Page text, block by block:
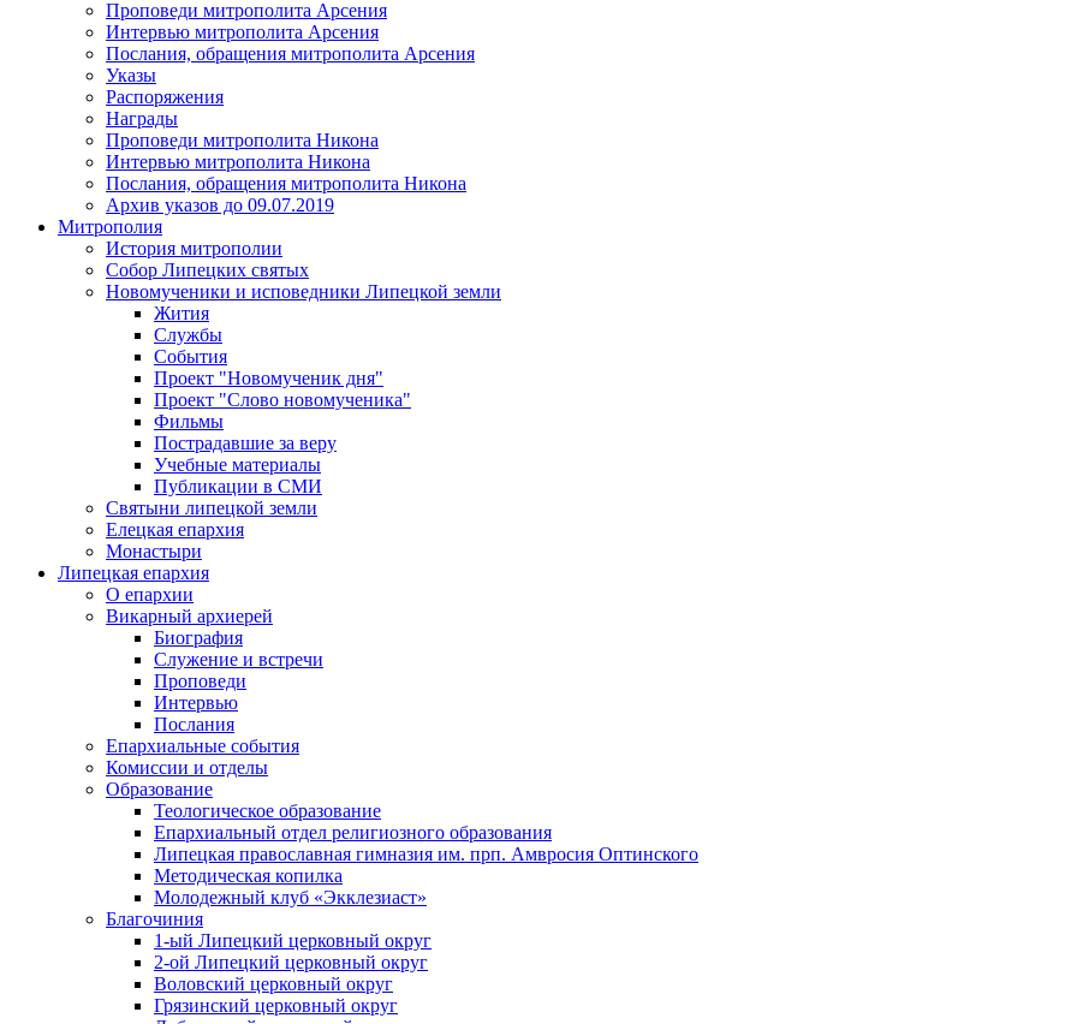
Проповеди митрополита Арсения
Интервью митрополита Арсения
Послания, обращения митрополита Арсения
Указы
Распоряжения
Награды
Проповеди митрополита Никона
Интервью митрополита Никона
Послания, обращения митрополита Никона
Архив указов до 09.07.2019
Митрополия
История митрополии
Собор Липецких святых
Новомученики и исповедники Липецкой земли
Жития
Службы
События
Проект "Новомученик дня"
Проект "Слово новомученика"
Фильмы
Пострадавшие за веру
Учебные материалы
Публикации в СМИ
Святыни липецкой земли
Елецкая епархия
Монастыри
Липецкая епархия
О епархии
Викарный архиерей
Биография
Служение и встречи
Проповеди
Интервью
Послания
Епархиальные события
Комиссии и отделы
Образование
Теологическое образование
Епархиальный отдел религиозного образования
Липецкая православная гимназия им. прп. Амвросия Оптинского
Методическая копилка
Молодежный клуб «Экклезиаст»
Благочиния
1-ый Липецкий церковный округ
2-ой Липецкий церковный округ
Воловский церковный округ
Грязинский церковный округ